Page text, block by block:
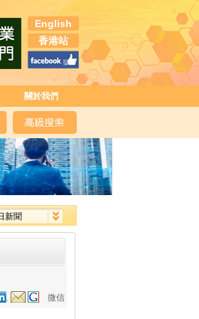
English
香港站
關於我們
新聞
微信